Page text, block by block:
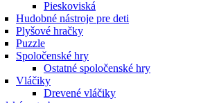
Pieskoviská
Hudobné nástroje pre deti
Plyšové hračky
Puzzle
Spoločenské hry
Ostatné spoločenské hry
Vláčiky
Drevené vláčiky